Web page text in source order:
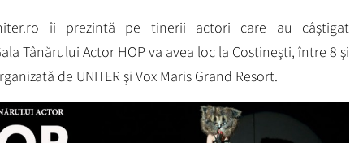
îi prezintă pe tinerii actori care au câștigat
Tânărului Actor HOP va avea loc la Costineşti, între 8 şi
de UNITER şi Vox Maris Grand Resort.